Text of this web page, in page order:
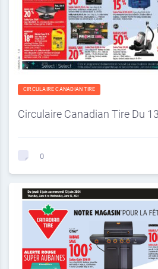
CIRCULAIRE CANADIAN TIRE
Circulaire Canadian Tire Du
0